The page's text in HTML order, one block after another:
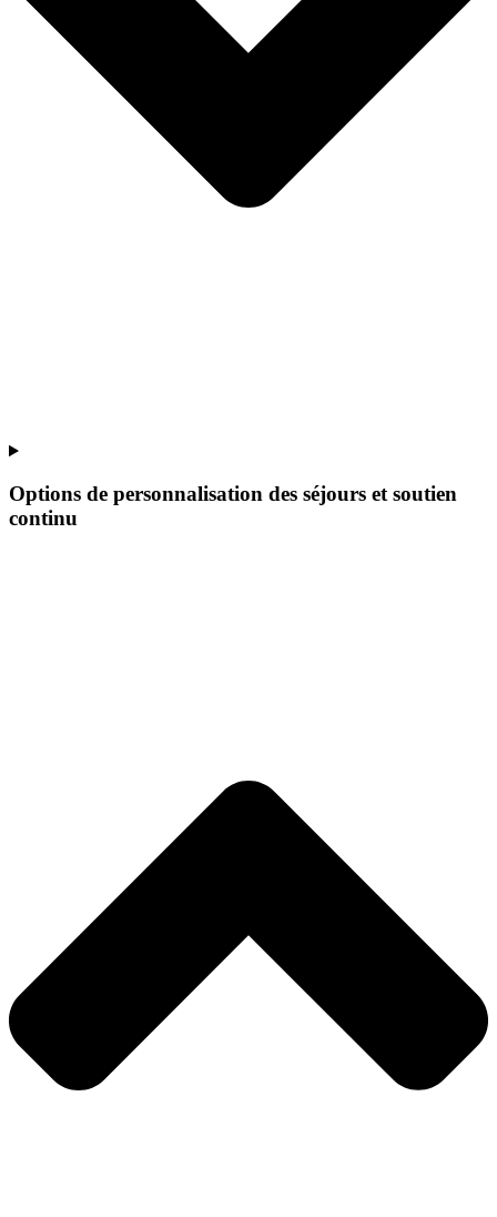
Options de personnalisation des séjours et soutien
continu